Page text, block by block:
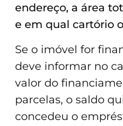
endereço, a área
e em qual cartório
Se o imóvel for
deve informar no
valor do
parcelas, o saldo
concedeu o